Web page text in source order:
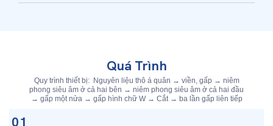
Quá Trình
Quy trình thiết bị: Nguyên liệu thô á quân → viền, gấp → niêm
phong siêu âm ở cả hai bên → niêm phong siêu âm ở cả hai đầu
→ gấp một nửa → gấp hình chữ W → Cắt → ba lần gấp liên tiếp
01